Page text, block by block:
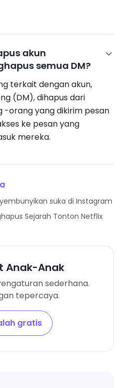
akun
semua DM?
terkait dengan akun,
(DM), dihapus dari
-orang yang dikirim pesan
ke pesan yang
mereka.
suka di Instagram
Sejarah Tonton Netflix
Anak-Anak
sederhana.
tepercaya.
gratis